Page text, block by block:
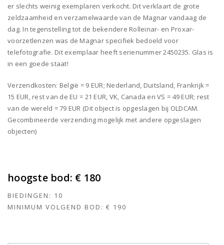
er slechts weinig exemplaren verkocht. Dit verklaart de grote
zeldzaamheid en verzamelwaarde van de Magnar vandaag de
dag. In tegenstelling tot de bekendere Rolleinar- en Proxar-
voorzetlenzen was de Magnar specifiek bedoeld voor
telefotografie. Dit exemplaar heeft serienummer 2450235. Glas is
in een goede staat!
Verzendkosten: België = 9 EUR; Nederland, Duitsland, Frankrijk =
15 EUR, rest van de EU = 21 EUR, VK, Canada en VS = 49 EUR; rest
van de wereld = 79 EUR (Dit object is opgeslagen bij OLDCAM.
Gecombineerde verzending mogelijk met andere opgeslagen
objecten)
hoogste bod: € 180
BIEDINGEN: 10
MINIMUM VOLGEND BOD: € 190